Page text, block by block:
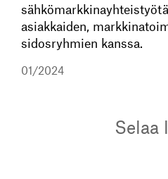
asiakkaiden,
sidosryhmien kanssa.
01/2024
Selaa